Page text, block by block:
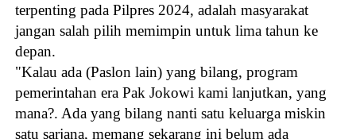
terpenting pada Pilpres 2024, adalah masyarakat
jangan salah pilih memimpin untuk lima tahun ke
depan.
"Kalau ada (Paslon lain) yang bilang, program
pemerintahan era Pak Jokowi kami lanjutkan, yang
mana?. Ada yang bilang nanti satu keluarga miskin
satu sarjana, memang sekarang ini belum ada